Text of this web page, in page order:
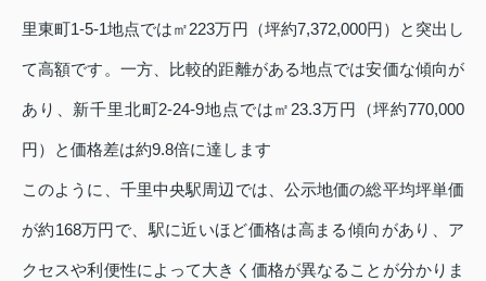
里東町1‑5‑1地点では㎡223万円（坪約7,372,000円）と突出し
て高額です。一方、比較的距離がある地点では安価な傾向が
あり、新千里北町2‑24‑9地点では㎡23.3万円（坪約770,000
円）と価格差は約9.8倍に達します
このように、千里中央駅周辺では、公示地価の総平均坪単価
が約168万円で、駅に近いほど価格は高まる傾向があり、ア
クセスや利便性によって大きく価格が異なることが分かりま